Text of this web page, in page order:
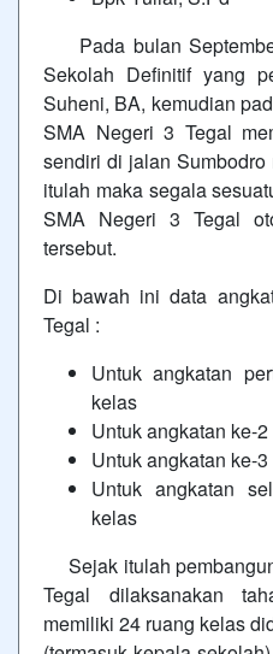
Pada bulan
Sekolah Definitif yang
Suheni, BA, kemudian
SMA Negeri 3 Tegal
sendiri di jalan Sumbodro
itulah maka segala
SMA Negeri 3 Tegal
tersebut.
Di bawah ini data
Tegal :
Untuk angkatan
kelas
Untuk angkatan ke-
Untuk angkatan ke-
Untuk angkatan
kelas
Sejak itulah
Tegal dilaksanakan
memiliki 24 ruang kelas